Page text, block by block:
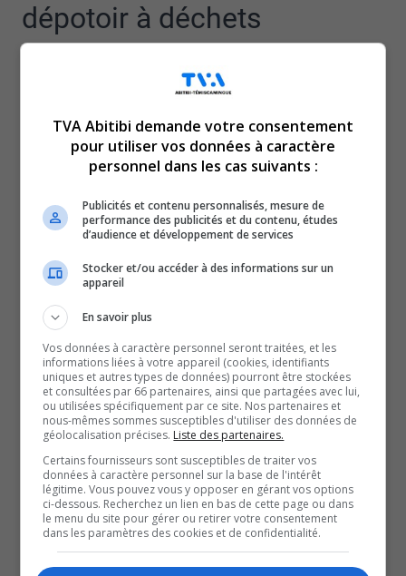
dépotoir à déchets
nucléaires de Chalk River, la
Cour d’appel donne raison à
la Première nation de
Kebaowek.
Menant une bataille judiciaire contre le projet depuis
déjà quelques années, la communauté du sud du
Témiscamingue se réjouit que cette décision
reconnaisse le non-respect de normes liées au permis
accordé aux Laboratoires nucléaires canadiens.
La décision conclut que les normes en matière d’espèces
en péril et de transparence ont été bafouées.
La Cour d’appel exige également qu’Environnement et
Changements climatiques Canada revoit l’autorisation
accordée au projet, en 2024.
Plus d’une centaine de municipalités critiquent ce projet
de dépotoir de déchets nucléaires, situé aux abords de la
rivière des Outaouais.
TVA Abitibi demande votre consentement
pour utiliser vos données à caractère
personnel dans les cas suivants :
Publicités et contenu personnalisés, mesure de
performance des publicités et du contenu, études
d’audience et développement de services
Stocker et/ou accéder à des informations sur un
appareil
En savoir plus
Vos données à caractère personnel seront traitées, et les
informations liées à votre appareil (cookies, identifiants
uniques et autres types de données) pourront être stockées
et consultées par 66 partenaires, ainsi que partagées avec lui,
ou utilisées spécifiquement par ce site. Nos partenaires et
nous-mêmes sommes susceptibles d'utiliser des données de
géolocalisation précises. Liste des partenaires.
Certains fournisseurs sont susceptibles de traiter vos
données à caractère personnel sur la base de l'intérêt
légitime. Vous pouvez vous y opposer en gérant vos options
ci-dessous. Recherchez un lien en bas de cette page ou dans
le menu du site pour gérer ou retirer votre consentement
dans les paramètres des cookies et de confidentialité.